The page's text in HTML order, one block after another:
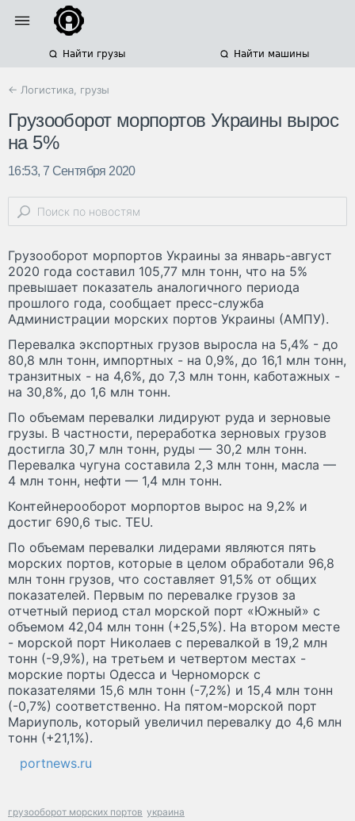
Найти грузы Найти машины
← Логистика, грузы
Грузооборот морпортов Украины вырос
на 5%
16:53, 7 Сентября 2020
Грузооборот морпортов Украины за январь-август
2020 года составил 105,77 млн тонн, что на 5%
превышает показатель аналогичного периода
прошлого года, сообщает пресс-служба
Администрации морских портов Украины (АМПУ).
Перевалка экспортных грузов выросла на 5,4% - до
80,8 млн тонн, импортных - на 0,9%, до 16,1 млн тонн,
транзитных - на 4,6%, до 7,3 млн тонн, каботажных -
на 30,8%, до 1,6 млн тонн.
По объемам перевалки лидируют руда и зерновые
грузы. В частности, переработка зерновых грузов
достигла 30,7 млн тонн, руды — 30,2 млн тонн.
Перевалка чугуна составила 2,3 млн тонн, масла —
4 млн тонн, нефти — 1,4 млн тонн.
Контейнерооборот морпортов вырос на 9,2% и
достиг 690,6 тыс. TEU.
По объемам перевалки лидерами являются пять
морских портов, которые в целом обработали 96,8
млн тонн грузов, что составляет 91,5% от общих
показателей. Первым по перевалке грузов за
отчетный период стал морской порт «Южный» с
объемом 42,04 млн тонн (+25,5%). На втором месте
- морской порт Николаев с перевалкой в 19,2 млн
тонн (-9,9%), на третьем и четвертом местах -
морские порты Одесса и Черноморск с
показателями 15,6 млн тонн (-7,2%) и 15,4 млн тонн
(-0,7%) соответственно. На пятом-морской порт
Мариуполь, который увеличил перевалку до 4,6 млн
тонн (+21,1%).
portnews.ru
грузооборот морских портов украина